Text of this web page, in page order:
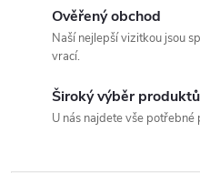
Ověřený obchod
Naší nejlepší vizitkou jsou
vrací.
Široký výběr produktů
U nás najdete vše